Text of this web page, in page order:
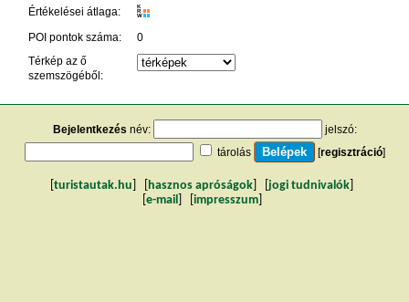
Értékelései átlaga:
K
R
W
POI pontok száma:
0
Térkép az ő
szemszögéből:
Bejelentkezés név:
jelszó:
tárolás
[regisztráció]
turistautak.hu hasznos apróságok jogi tudnivalók
e-mail impresszum]